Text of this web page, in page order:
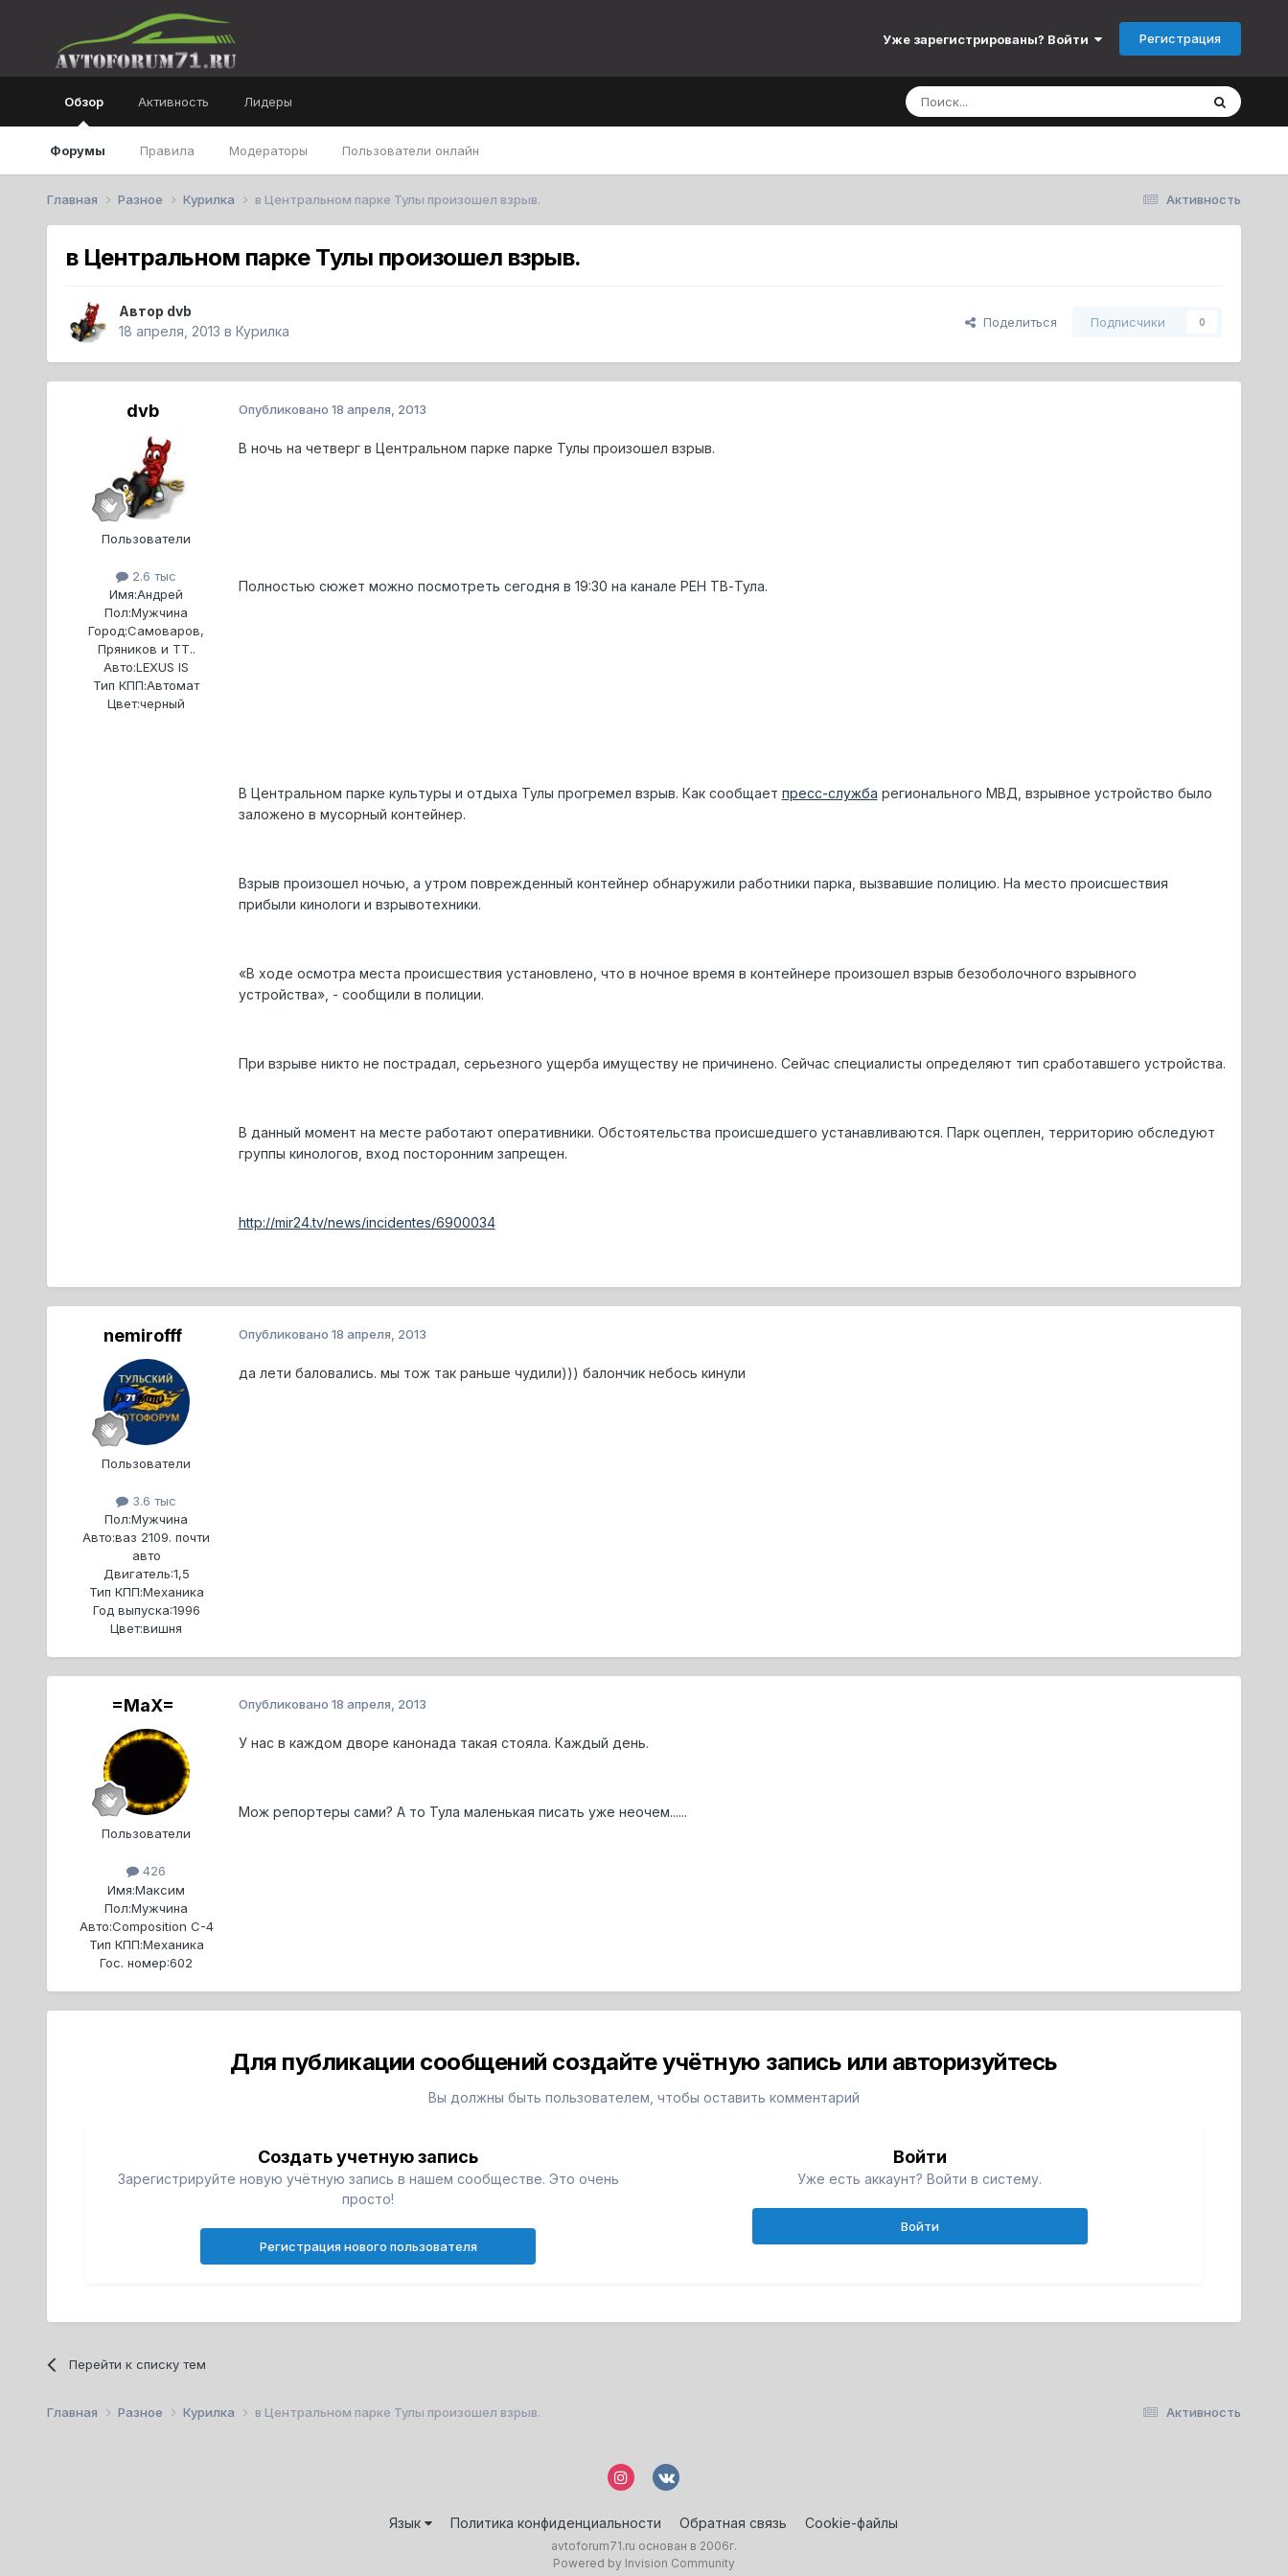
Уже зарегистрированы? Войти Регистрация
Обзор
Форумы Правила Модераторы Пользователи онлайн
Активность Лидеры
Активность
Главная Разное Курилка в Центральном парке Тулы произошел взрыв.
в Центральном парке Тулы произошел взрыв.
Автор dvb
18 апреля, 2013 в Курилка
Поделиться Подписчики 0
dvb
Пользователи
2.6 тыс
Имя:Андрей
Пол:Мужчина
Город:Самоваров,
Пряников и ТТ..
Авто:LEXUS IS
Тип КПП:Автомат
Цвет:черный
Опубликовано 18 апреля, 2013
В ночь на четверг в Центральном парке парке Тулы произошел взрыв.
Полностью сюжет можно посмотреть сегодня в 19:30 на канале РЕН ТВ-Тула.
В Центральном парке культуры и отдыха Тулы прогремел взрыв. Как сообщает пресс-служба регионального МВД, взрывное устройство было
заложено в мусорный контейнер.
Взрыв произошел ночью, а утром поврежденный контейнер обнаружили работники парка, вызвавшие полицию. На место происшествия
прибыли кинологи и взрывотехники.
«В ходе осмотра места происшествия установлено, что в ночное время в контейнере произошел взрыв безоболочного взрывного
устройства», - сообщили в полиции.
При взрыве никто не пострадал, серьезного ущерба имуществу не причинено. Сейчас специалисты определяют тип сработавшего устройства.
В данный момент на месте работают оперативники. Обстоятельства происшедшего устанавливаются. Парк оцеплен, территорию обследуют
группы кинологов, вход посторонним запрещен.
http://mir24.tv/news/incidentes/6900034
nemirofff
Пользователи
3.6 тыс
Пол:Мужчина
Авто:ваз 2109. почти
авто
Двигатель:1,5
Тип КПП:Механика
Год выпуска:1996
Цвет:вишня
Опубликовано 18 апреля, 2013
да лети баловались. мы тож так раньше чудили))) балончик небось кинули
=MaX=
Пользователи
426
Имя:Максим
Пол:Мужчина
Авто:Composition C-4
Тип КПП:Механика
Гос. номер:602
Опубликовано 18 апреля, 2013
У нас в каждом дворе канонада такая стояла. Каждый день.
Мож репортеры сами? А то Тула маленькая писать уже неочем......
Для публикации сообщений создайте учётную запись или авторизуйтесь
Вы должны быть пользователем, чтобы оставить комментарий
Создать учетную запись
Зарегистрируйте новую учётную запись в нашем сообществе. Это очень
просто!
Регистрация нового пользователя
Войти
Уже есть аккаунт? Войти в систему.
Войти
Перейти к списку тем
Активность
Главная Разное Курилка в Центральном парке Тулы произошел взрыв.
Язык Политика конфиденциальности Обратная связь Cookie-файлы
avtoforum71.ru основан в 2006г.
Powered by Invision Community